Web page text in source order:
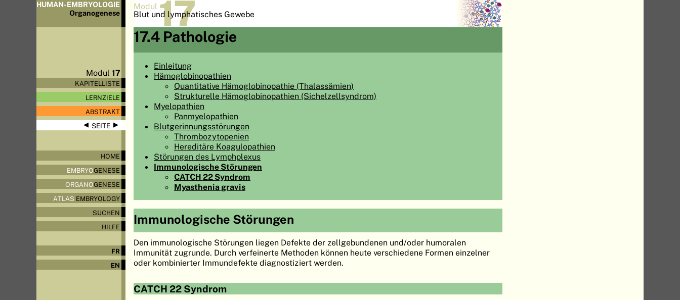
HUMAN-EMBRYOLOGIE
Organogenese
Modul17
KAPITELLISTE
LERNZIELE
ABSTRAKT
◀ SEITE▶
HOME
EMBRYOGENESE
ORGANOGENESE
ATLAS EMBRYOLOGY
SUCHEN
HILFE
FR
EN
Modul 17
Blut und lymphatisches Gewebe
17.4 Pathologie
Einleitung
Hämoglobinopathien
Quantitative Hämoglobinopathie (Thalassämien)
Strukturelle Hämoglobinopathien (Sichelzellsyndrom)
Myelopathien
Panmyelopathien
Blutgerinnungsstörungen
Thrombozytopenien
Hereditäre Koagulopathien
Störungen des Lymphplexus
Immunologische Störungen
CATCH 22 Syndrom
Myasthenia gravis
Immunologische Störungen
Den immunologische Störungen liegen Defekte der zellgebundenen und/oder humoralen
Immunität zugrunde. Durch verfeinerte Methoden können heute verschiedene Formen einzelner
oder kombinierter Immundefekte diagnostiziert werden.
CATCH 22 Syndrom